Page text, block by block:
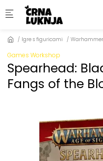
Skip to main content
Igre s figuricami
Games Workshop
Spearhead:
Fangs of the